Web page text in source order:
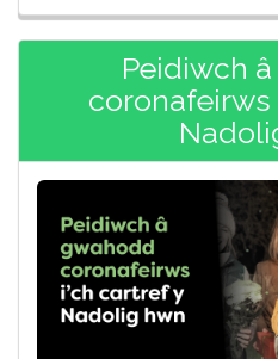
Peidiwch